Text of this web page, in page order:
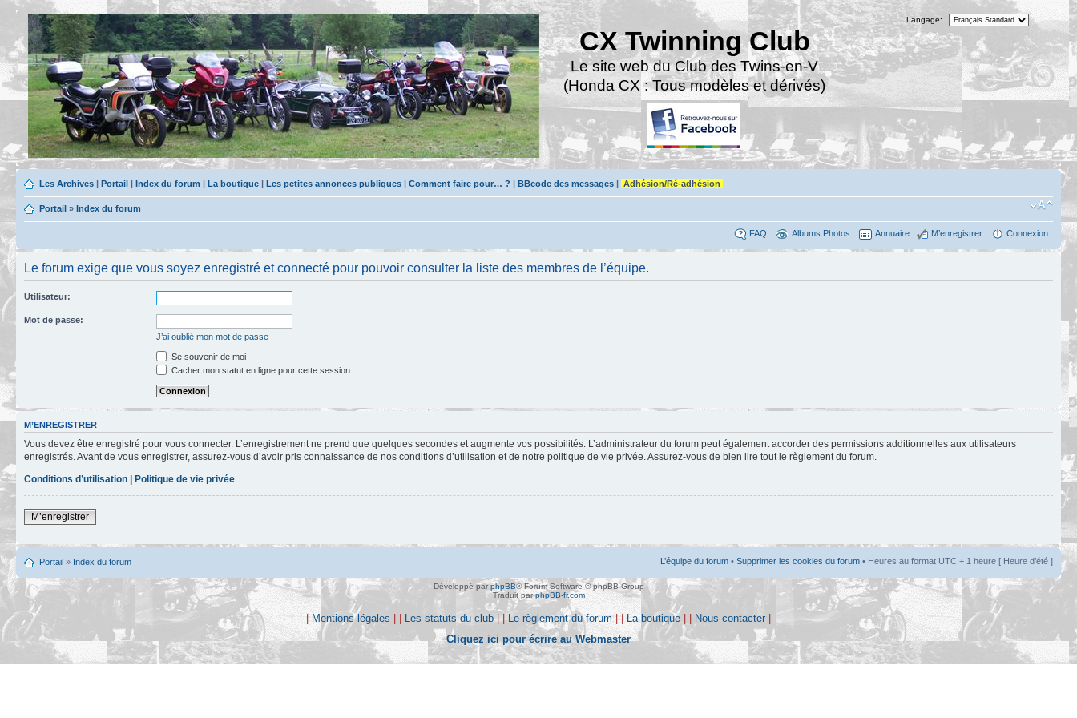
CX Twinning Club
Le site web du Club des Twins-en-V
(Honda CX : Tous modèles et dérivés)
Langage:
Les Archives | Portail | Index du forum | La boutique | Les petites annonces publiques | Comment faire pour… ? | BBcode des messages | Adhésion/Ré-adhésion
Portail » Index du forum
FAQ Albums Photos Annuaire M’enregistrer Connexion
Le forum exige que vous soyez enregistré et connecté pour pouvoir consulter la liste des membres de l’équipe.
Utilisateur:
Mot de passe:
J’ai oublié mon mot de passe
Se souvenir de moi
Cacher mon statut en ligne pour cette session
M’ENREGISTRER
Vous devez être enregistré pour vous connecter. L’enregistrement ne prend que quelques secondes et augmente vos possibilités. L’administrateur du forum peut également accorder des permissions additionnelles aux utilisateurs
enregistrés. Avant de vous enregistrer, assurez-vous d’avoir pris connaissance de nos conditions d’utilisation et de notre politique de vie privée. Assurez-vous de bien lire tout le règlement du forum.
Conditions d’utilisation | Politique de vie privée
M’enregistrer
Portail » Index du forum L’équipe du forum • Supprimer les cookies du forum • Heures au format UTC + 1 heure [ Heure d’été ]
Développé parphpBB® Forum Software © phpBB Group
Traduit parphpBB-fr.com
| Mentions légales |-| Les statuts du club |-| Le règlement du forum |-| La boutique |-| Nous contacter |
Cliquez ici pour écrire au Webmaster